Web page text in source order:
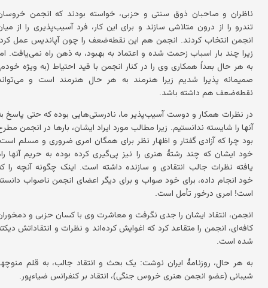
ناظران و صاحبان ذوق سنتی و حزبی، خواسته بودند که انجمن
تندرو را از درون متلاشی سازند و برای این کار، فرد آسیب‌پذیری را از
انجمن انتخاب کردند. انجمن هم این نقطه‌ضعف را چون آپاندیس عمل
زیرا چند بار اسباب زحمت شده و اعتماد به بهبود، به ذهن راه نمی‌یافت.
به هر حال بعداً همکاری وی را در کنار انجمن با قید احتیاط (به ویژه
صمیمانه پذیرا شدیم زیرا هنرمند به هر حال هنرمند است و
نقطه‌ضعف هم داشته باشد.
در نظرات همکار و دوست آسیب‌پذیر ما، نادرستی‌هایی بوده که حتی پاسخ
آنها را شایسته ندانستیم. زیرا مطالب مورد ایراد ایشان، بارها در انجمن
بود چرا که آزادی گفتار و اظهار نظر برای همگان امری ضروری و مسلم
خود ایشان که چند رشتهٔ هنری را نیز پی‌گیری کرده بوده به حریم آنها
یافته نظرات جالب انتقادی و سازنده داشته است. اینک چگونه آنچه را
خود انجام داده، برای خود صواب و برای دیگر اعضای انجمن ناصواب
است! امری درخور تأمل است.
انجمن، انتقاد ایشان را جدی نگرفت و معاشرت وی با کسان حزبی و
کافه‌ای، انجمن را متقاعد کرد که اغوایش کرده‌اند و نظرات و انتقاداتش
شده است.
به هر حال، روزنامهٔ ایران نوشت: یک بحث و انتقاد جالب، به قلم
شیبانی (عضو انجمن هنری خروس جنگی)، انتقاد بر کنفرانس ضیاءپور.